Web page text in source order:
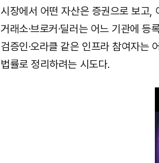
시장에서 어떤 자산은 증권으로 보고,
거래소·브로커·딜러는 어느 기관에
검증인·오라클 같은 인프라 참여자는
법률로 정리하려는 시도다.